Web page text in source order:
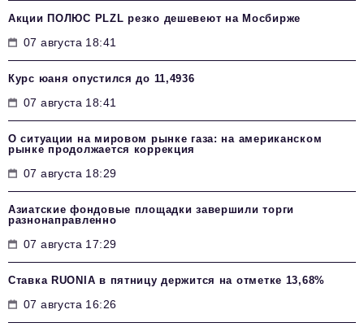
Акции ПОЛЮС PLZL резко дешевеют на Мосбирже
07 августа 18:41
Курс юаня опустился до 11,4936
07 августа 18:41
О ситуации на мировом рынке газа: на американском
рынке продолжается коррекция
07 августа 18:29
Азиатские фондовые площадки завершили торги
разнонаправленно
07 августа 17:29
Ставка RUONIA в пятницу держится на отметке 13,68%
07 августа 16:26